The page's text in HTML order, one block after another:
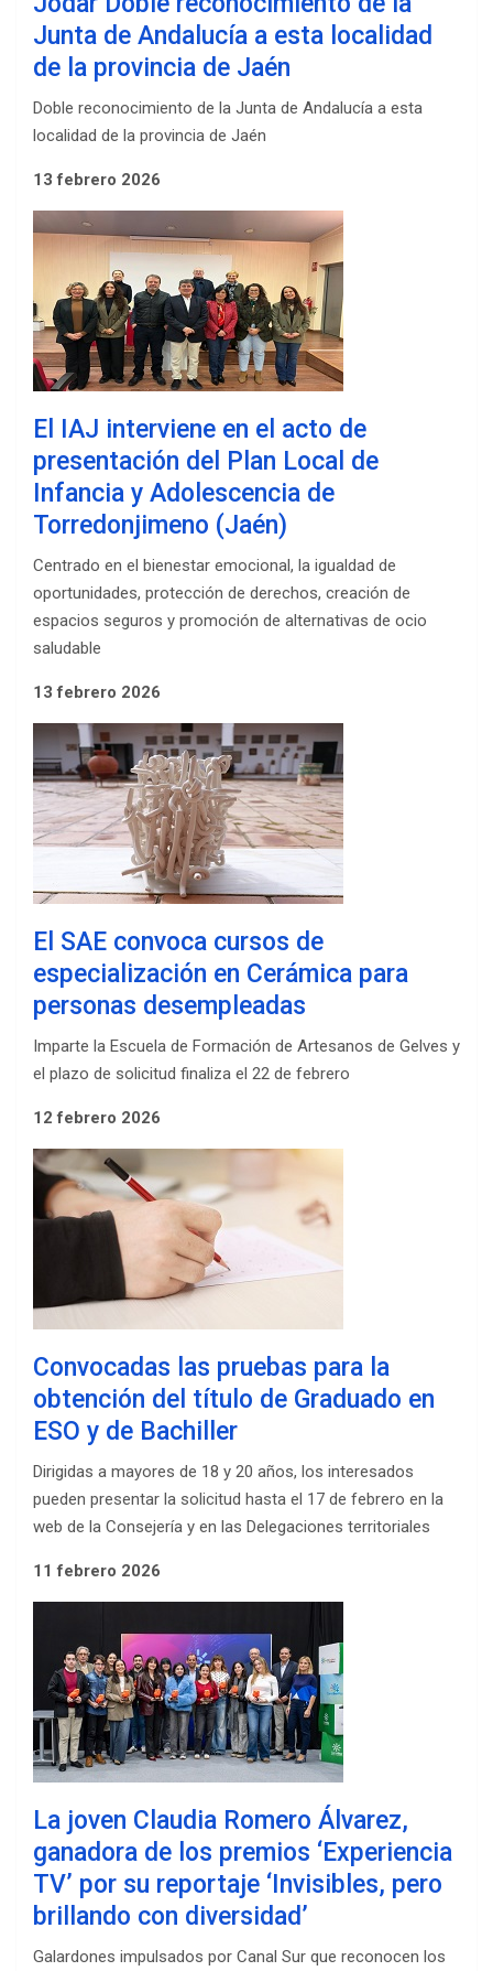
Junta de Andalucía a esta localidad
de la provincia de Jaén
Doble reconocimiento de la Junta de Andalucía a esta
localidad de la provincia de Jaén
13 febrero 2026
El IAJ interviene en el acto de
presentación del Plan Local de
Infancia y Adolescencia de
Torredonjimeno (Jaén)
Centrado en el bienestar emocional, la igualdad de
oportunidades, protección de derechos, creación de
espacios seguros y promoción de alternativas de ocio
saludable
13 febrero 2026
El SAE convoca cursos de
especialización en Cerámica para
personas desempleadas
Imparte la Escuela de Formación de Artesanos de Gelves y
el plazo de solicitud finaliza el 22 de febrero
12 febrero 2026
Convocadas las pruebas para la
obtención del título de Graduado en
ESO y de Bachiller
Dirigidas a mayores de 18 y 20 años, los interesados
pueden presentar la solicitud hasta el 17 de febrero en la
web de la Consejería y en las Delegaciones territoriales
11 febrero 2026
La joven Claudia Romero Álvarez,
ganadora de los premios ‘Experiencia
TV’ por su reportaje ‘Invisibles, pero
brillando con diversidad’
Galardones impulsados por Canal Sur que reconocen los